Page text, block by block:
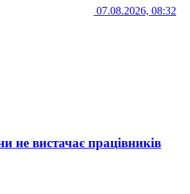
07.08.2026, 08:32
не вистачає працівників